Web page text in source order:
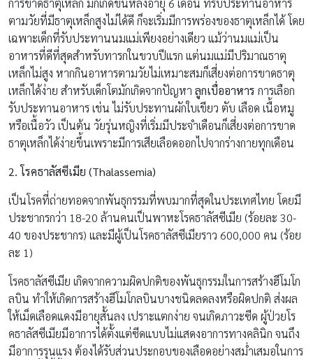
ตามวัยที่มีธาตุเหล็กสูงไม่ได้ดี ก็จะเริ่มมีการพร่องของธาตุเหล็กได้ โดย
เฉพาะเด็กที่รับประทานนมแม่เพียงอย่างเดียว แม้ว่านมแม่เป็น
อาหารที่ดีที่สุดสำหรับทารกในขวบปีแรก แต่นมแม่มีปริมาณธาตุ
เหล็กไม่สูง หากกินอาหารตามวัยไม่เหมาะสมก็เสี่ยงต่อการขาดธาตุ
เหล็กได้ง่าย สำหรับเด็กโตมักเกิดจากปัญหา ลูกเบื่ออาหาร การเลือก
รับประทานอาหาร เช่น ไม่รับประทานผักใบเขียว ตับ เลือด เนื้อหมู
หรือเนื้อวัว เป็นต้น วัยรุ่นหญิงที่เริ่มมีประจำเดือนก็เสี่ยงต่อการขาด
ธาตุเหล็กได้ง่ายขึ้นเพราะมีการเสียเลือดออกไปจากร่างกายทุกเดือน
2. โรคธาลัสซีเมีย (Thalassemia)
เป็นโรคที่ถ่ายทอดจากพันธุกรรมที่พบมากที่สุดในประเทศไทย โดยมี
ประชากรกว่า 18-20 ล้านคนเป็นพาหะโรคธาลัสซีเมีย (ร้อยละ 30-
40 ของประชากร) และมีผู้เป็นโรคธาลัสซีเมียราว 600,000 คน (ร้อย
ละ 1)
โรคธาลัสซีเมีย เกิดจากความผิดปกติของพันธุกรรมในการสร้างฮีโมโก
ลบิน ทำให้เกิดการสร้างฮีโมโกลบินบางชนิดลดลงหรือผิดปกติ ส่งผล
ให้เม็ดเลือดแดงมีอายุสั้นลง เปราะแตกง่าย จนเกิดภาวะซีด ผู้ป่วยโร
คธาลัสซีเมียมีอาการได้ตั้งแต่ซีดแบบไม่แสดงอาการทางคลินิก จนถึง
มีอาการรุนแรง ต้องได้รับส่วนประกอบของเลือดอย่างสม่ำเสมอในการ